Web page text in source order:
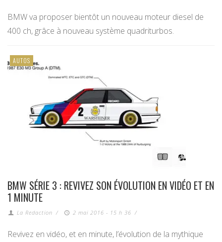
BMW va proposer bientôt un nouveau moteur diesel de
400 ch, grâce à nouveau système quadriturbos.
AUTOS
BMW SÉRIE 3 : REVIVEZ SON ÉVOLUTION EN VIDÉO ET EN
1 MINUTE
La Redaction / 2 mai 2016 - 15 h 36 /
Revivez en vidéo, et en minute, l’évolution de la mythique